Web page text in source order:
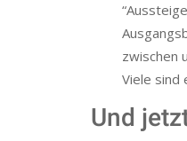
zwischen
Viele sind
Und